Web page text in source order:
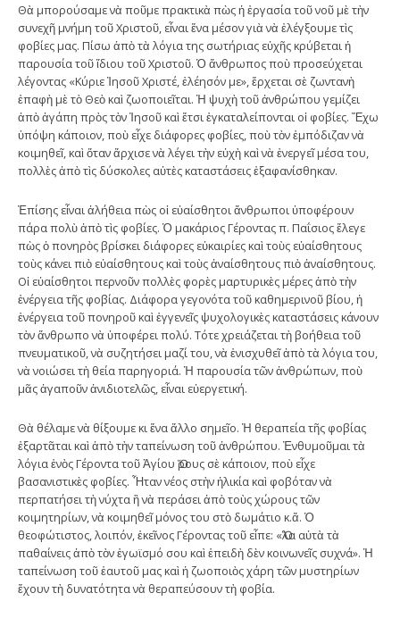
Θὰ μπορούσαμε νὰ ποῦμε πρακτικὰ πὼς ἡ ἐργασία τοῦ νοῦ μὲ τὴν
συνεχῆ μνήμη τοῦ Χριστοῦ, εἶναι ἕνα μέσον γιὰ νὰ ἐλέγξουμε τὶς
φοβίες μας. Πίσω ἀπὸ τὰ λόγια της σωτήριας εὐχῆς κρύβεται ἡ
παρουσία τοῦ ἴδιου τοῦ Χριστοῦ. Ὁ ἄνθρωπος ποὺ προσεύχεται
λέγοντας «Κύριε Ἰησοῦ Χριστέ, ἐλέησόν με», ἔρχεται σὲ ζωντανὴ
ἐπαφὴ μὲ τὸ Θεὸ καὶ ζωοποιεῖται. Ἡ ψυχὴ τοῦ ἀνθρώπου γεμίζει
ἀπὸ ἀγάπη πρὸς τὸν Ἰησοῦ καὶ ἔτσι ἐγκαταλείπονται οἱ φοβίες. Ἔχω
ὑπόψη κάποιον, ποὺ εἶχε διάφορες φοβίες, ποὺ τὸν ἐμπόδιζαν νὰ
κοιμηθεῖ, καὶ ὅταν ἄρχισε νὰ λέγει τὴν εὐχὴ καὶ νὰ ἐνεργεῖ μέσα του,
πολλὲς ἀπὸ τὶς δύσκολες αὐτὲς καταστάσεις ἐξαφανίσθηκαν.
Ἐπίσης εἶναι ἀλήθεια πὼς οἱ εὐαίσθητοι ἄνθρωποι ὑποφέρουν
πάρα πολὺ ἀπὸ τὶς φοβίες. Ὁ μακάριος Γέροντας π. Παΐσιος ἔλεγε
πὼς ὁ πονηρὸς βρίσκει διάφορες εὐκαιρίες καὶ τοὺς εὐαίσθητους
τοὺς κάνει πιὸ εὐαίσθητους καὶ τοὺς ἀναίσθητους πιὸ ἀναίσθητους.
Οἱ εὐαίσθητοι περνοῦν πολλὲς φορὲς μαρτυρικὲς μέρες ἀπὸ τὴν
ἐνέργεια τῆς φοβίας. Διάφορα γεγονότα τοῦ καθημερινοῦ βίου, ἡ
ἐνέργεια τοῦ πονηροῦ καὶ ἐγγενεῖς ψυχολογικὲς καταστάσεις κάνουν
τὸν ἄνθρωπο νὰ ὑποφέρει πολύ. Τότε χρειάζεται τὴ βοήθεια τοῦ
πνευματικοῦ, νὰ συζητήσει μαζί του, νὰ ἐνισχυθεῖ ἀπὸ τὰ λόγια του,
νὰ νοιώσει τὴ θεία παρηγοριά. Ἡ παρουσία τῶν ἀνθρώπων, ποὺ
μᾶς ἀγαποῦν ἀνιδιοτελῶς, εἶναι εὐεργετική.
Θὰ θέλαμε νὰ θίξουμε κι ἕνα ἄλλο σημεῖο. Ἡ θεραπεία τῆς φοβίας
ἐξαρτᾶται καὶ ἀπὸ τὴν ταπείνωση τοῦ ἀνθρώπου. Ἐνθυμοῦμαι τὰ
λόγια ἑνὸς Γέροντα τοῦ Ἁγίου Ὅρους σὲ κάποιον, ποὺ εἶχε
βασανιστικὲς φοβίες. Ἦταν νέος στὴν ἡλικία καὶ φοβόταν νὰ
περπατήσει τὴ νύχτα ἢ νὰ περάσει ἀπὸ τοὺς χώρους τῶν
κοιμητηρίων, νὰ κοιμηθεῖ μόνος του στὸ δωμάτιο κ.ἄ. Ὁ
θεοφώτιστος, λοιπόν, ἐκεῖνος Γέροντας τοῦ εἶπε: «Ὅλα αὐτὰ τὰ
παθαίνεις ἀπὸ τὸν ἐγωϊσμό σου καὶ ἐπειδὴ δὲν κοινωνεῖς συχνά». Ἡ
ταπείνωση τοῦ ἑαυτοῦ μας καὶ ἡ ζωοποιὸς χάρη τῶν μυστηρίων
ἔχουν τὴ δυνατότητα νὰ θεραπεύσουν τὴ φοβία.